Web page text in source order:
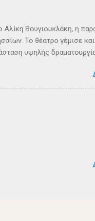
Αλίκη Βουγιουκλάκη, η
Το θέατρο γέμισε
υψηλής
σημάδεψαν
μία αναμφισβήτητα
σειρά ετών είναι
ηθοποιοί: Αλέξανδρος
Ευριπίδης